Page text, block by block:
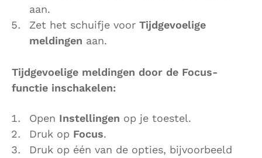
aan.
Zet het schuifje voor Tijdgevoelige
meldingen aan.
Tijdgevoelige meldingen door de Focus-
functie inschakelen:
Open Instellingen op je toestel.
Druk op Focus.
Druk op één van de opties, bijvoorbeeld